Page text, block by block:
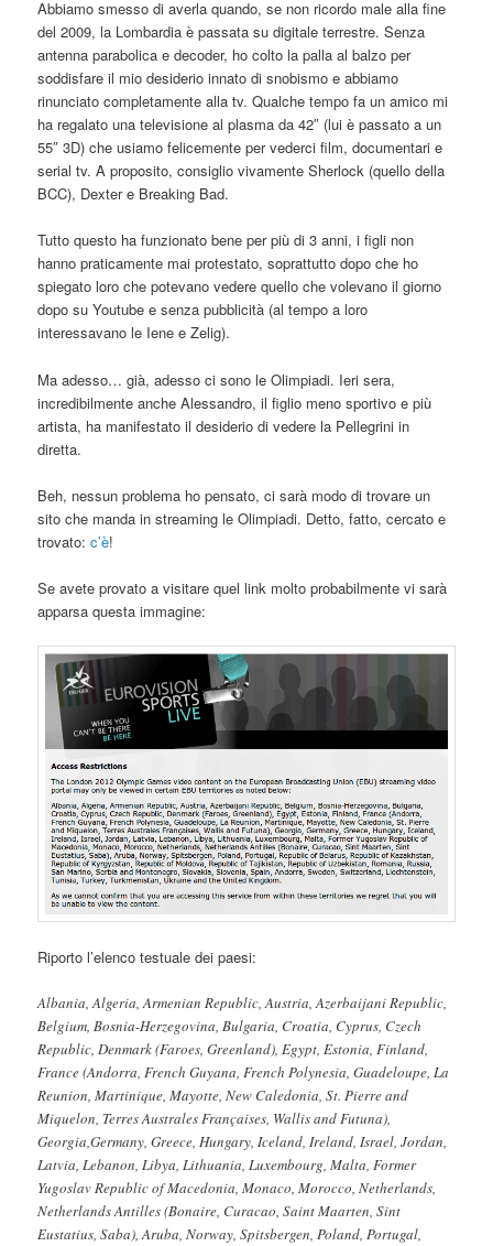
Abbiamo smesso di averla quando, se non ricordo male alla fine
del 2009, la Lombardia è passata su digitale terrestre. Senza
antenna parabolica e decoder, ho colto la palla al balzo per
soddisfare il mio desiderio innato di snobismo e abbiamo
rinunciato completamente alla tv. Qualche tempo fa un amico mi
ha regalato una televisione al plasma da 42″ (lui è passato a un
55″ 3D) che usiamo felicemente per vederci film, documentari e
serial tv. A proposito, consiglio vivamente Sherlock (quello della
BCC), Dexter e Breaking Bad.
Tutto questo ha funzionato bene per più di 3 anni, i figli non
hanno praticamente mai protestato, soprattutto dopo che ho
spiegato loro che potevano vedere quello che volevano il giorno
dopo su Youtube e senza pubblicità (al tempo a loro
interessavano le Iene e Zelig).
Ma adesso… già, adesso ci sono le Olimpiadi. Ieri sera,
incredibilmente anche Alessandro, il figlio meno sportivo e più
artista, ha manifestato il desiderio di vedere la Pellegrini in
diretta.
Beh, nessun problema ho pensato, ci sarà modo di trovare un
sito che manda in streaming le Olimpiadi. Detto, fatto, cercato e
trovato:c’è!
Se avete provato a visitare quel link molto probabilmente vi sarà
apparsa questa immagine:
Riporto l’elenco testuale dei paesi:
Albania, Algeria, Armenian Republic, Austria, Azerbaijani Republic,
Belgium, Bosnia-Herzegovina, Bulgaria, Croatia, Cyprus, Czech
Republic, Denmark (Faroes, Greenland), Egypt, Estonia, Finland,
France (Andorra, French Guyana, French Polynesia, Guadeloupe, La
Reunion, Martinique, Mayotte, New Caledonia, St. Pierre and
Miquelon, Terres Australes Françaises, Wallis and Futuna),
Georgia,Germany, Greece, Hungary, Iceland, Ireland, Israel, Jordan,
Latvia, Lebanon, Libya, Lithuania, Luxembourg, Malta, Former
Yugoslav Republic of Macedonia, Monaco, Morocco, Netherlands,
Netherlands Antilles (Bonaire, Curacao, Saint Maarten, Sint
Eustatius, Saba), Aruba, Norway, Spitsbergen, Poland, Portugal,